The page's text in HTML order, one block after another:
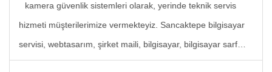
kamera güvenlik sistemleri olarak, yerinde teknik servis
hizmeti müşterilerimize vermekteyiz. Sancaktepe bilgisayar
servisi, webtasarım, şirket maili, bilgisayar, bilgisayar sarf…